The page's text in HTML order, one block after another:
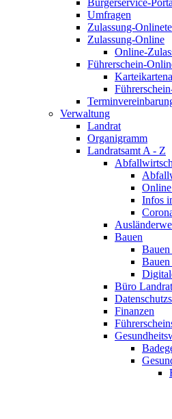
Bürgerservice-
Umfragen
Zulassung-
Zulassung-Online
Online-
Führerschein-
Verwaltung
Landrat
Organigramm
Landratsamt A - Z
Infos
Bauen
Büro Landrat
Finanzen